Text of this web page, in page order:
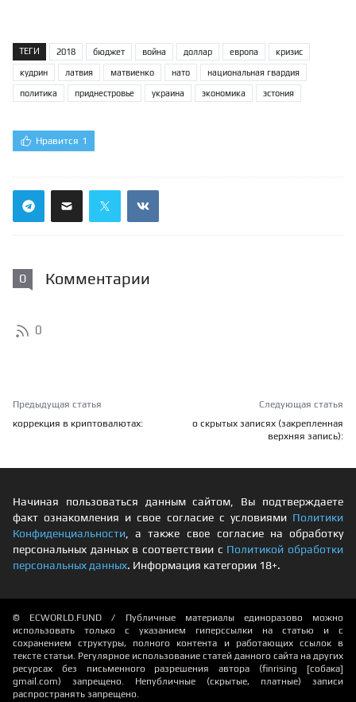
ТЕГИ 2018 бюджет война доллар европа кризис
кудрин латвия матвиенко нато национальная гвардия
политика приднестровье украина экономика эстония
Нравится 1
0 Комментарии
0
Предыдущая статья
коррекция в криптовалютах:
Следующая статья
о скрытых записях (закрепленная
верхняя запись):
Начиная пользоваться данным сайтом, Вы подтверждаете
факт ознакомления и свое согласие с условиями Политики
Конфиденциальности , а также свое согласие на обработку
персональных данных в соответствии с Политикой обработки
персональных данных. Информация категории 18+.
© ECWORLD.FUND / Публичные материалы единоразово можно
использовать только с указанием гиперссылки на статью и с
сохранением структуры, полного контента и работающих ссылок в
тексте статьи. Регулярное использование статей данного сайта на других
ресурсах без письменного разрешения автора (finrising [собака]
gmail.com) запрещено. Непубличные (скрытые, платные) записи
распространять запрещено.